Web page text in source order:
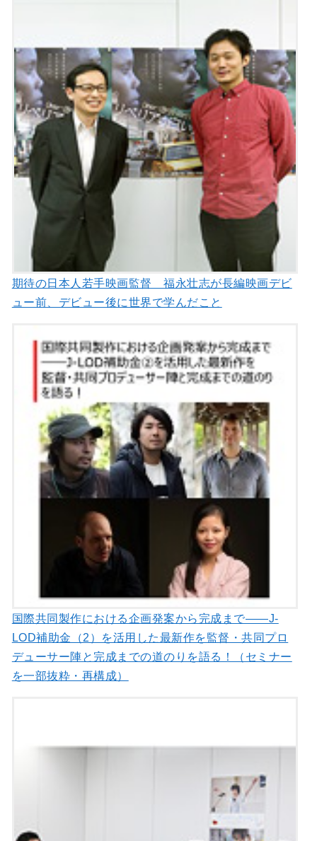
期待の日本人若手映画監督 福永壮志が長編映画デビ
ュー前、デビュー後に世界で学んだこと
国際共同製作における企画発案から完成まで――J-
LOD補助金（2）を活用した最新作を監督・共同プロ
デューサー陣と完成までの道のりを語る！（セミナー
を一部抜粋・再構成）